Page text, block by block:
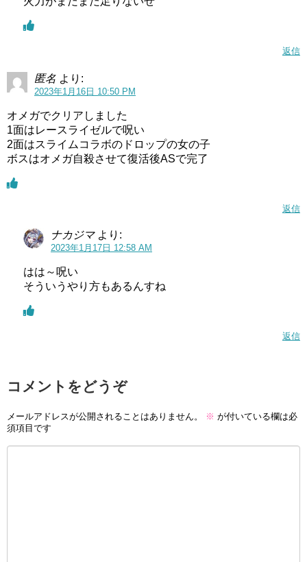
返信
匿名 より:
2023年1月16日 10:50 PM
オメガでクリアしました
1面はレースライゼルで呪い
2面はスライムコラボのドロップの女の子
ボスはオメガ自殺させて復活後ASで完了
返信
ナカジマ より:
2023年1月17日 12:58 AM
はは～呪い
そういうやり方もあるんすね
返信
コメントをどうぞ
メールアドレスが公開されることはありません。 ※ が付いている欄は必
須項目です